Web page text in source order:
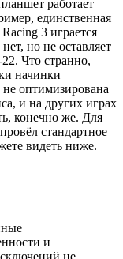
работает
единственная
3 играется
но не оставляет
Что странно,
начинки
оптимизирована
и на других играх
конечно же. Для
стандартное
видеть ниже.
и